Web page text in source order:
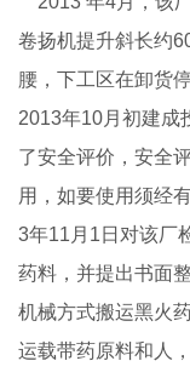
卷扬机提升斜长约
腰，下工区在卸货
2013年10月初建成
了安全评价，安全
用，如要使用须经
3年11月1日对该厂
药料，并提出书面
机械方式搬运黑火
运载带药原料和人